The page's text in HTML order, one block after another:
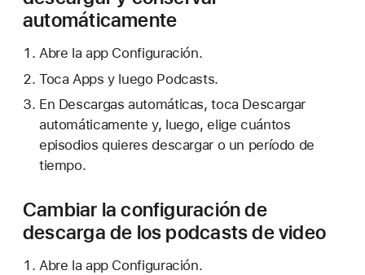
automáticamente
Abre la app Configuración.
Toca Apps y luego Podcasts.
En Descargas automáticas, toca Descargar
automáticamente y, luego, elige cuántos
episodios quieres descargar o un período de
tiempo.
Cambiar la configuración de
descarga de los podcasts de video
Abre la app Configuración.